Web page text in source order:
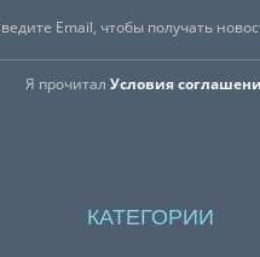
Я прочиталУсловия
КАТЕГОРИИ